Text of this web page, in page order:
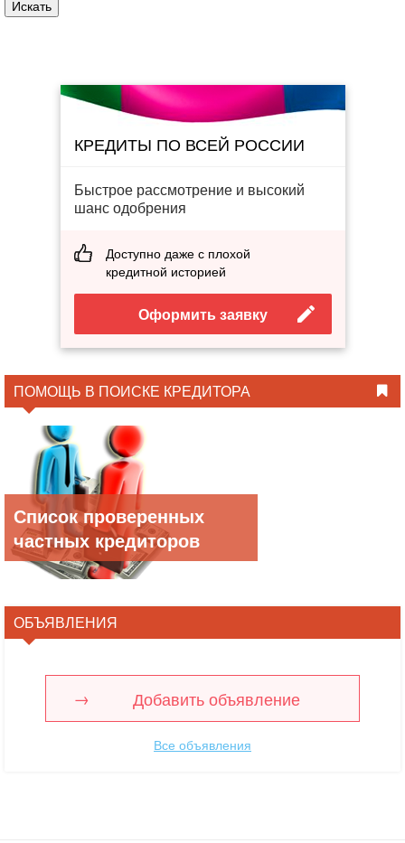
КРЕДИТЫ ПО ВСЕЙ РОССИИ
Быстрое рассмотрение и высокий
шанс одобрения
Доступно даже с плохой
кредитной историей
Оформить заявку
ПОМОЩЬ В ПОИСКЕ КРЕДИТОРА
Список проверенных
частных кредиторов
ОБЪЯВЛЕНИЯ
Добавить объявление
Все объявления